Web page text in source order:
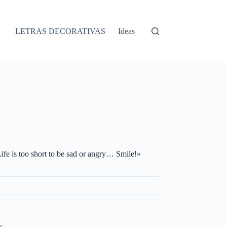
LETRAS DECORATIVAS Ideas
is too short to be sad or angry… Smile!»